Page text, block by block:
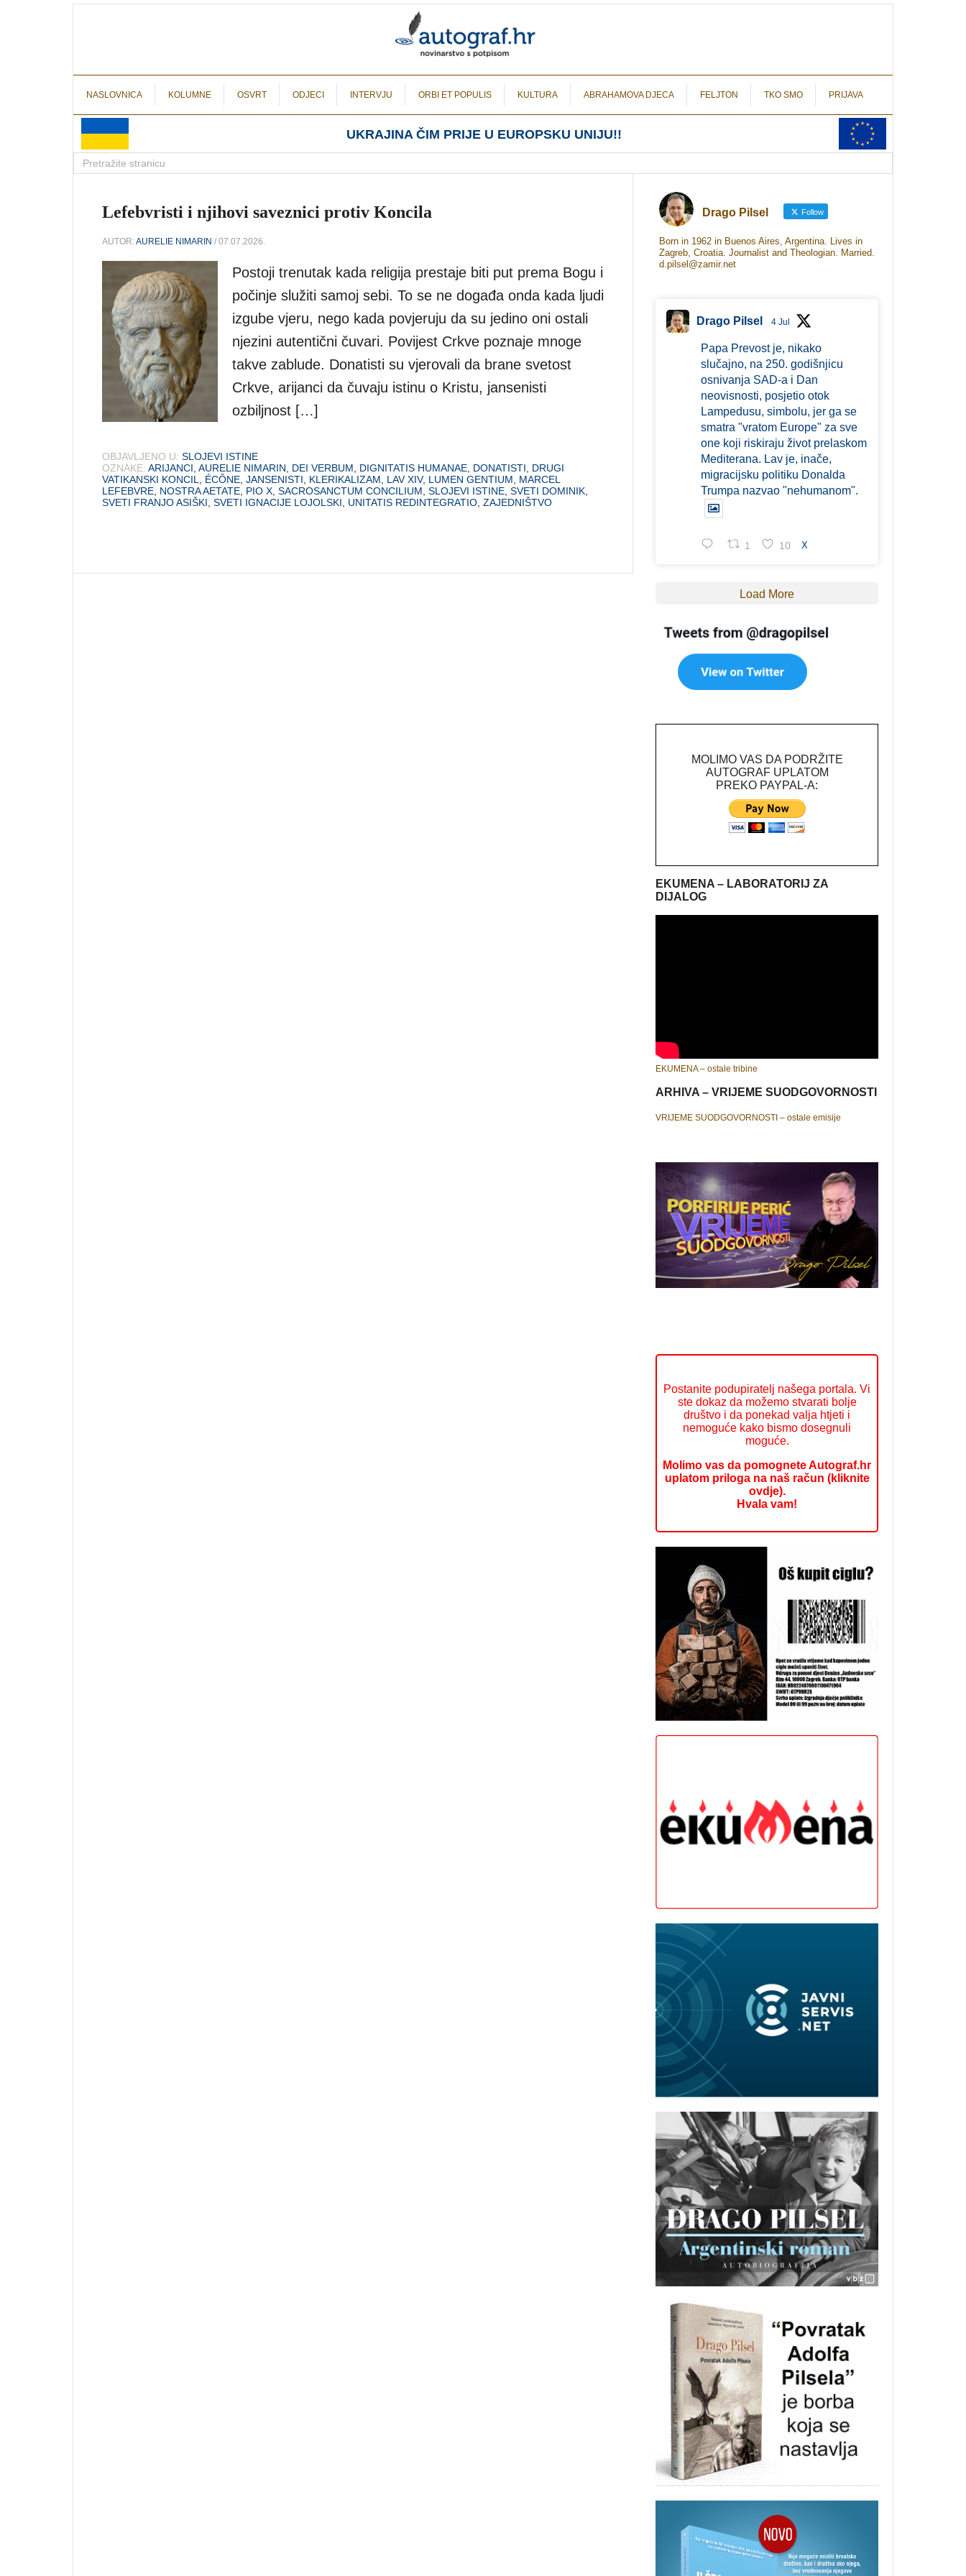
NASLOVNICA KOLUMNE OSVRT ODJECI INTERVJU ORBI ET POPULIS KULTURA ABRAHAMOVA DJECA FELJTON TKO SMO PRIJAVA
UKRAJINA ČIM PRIJE U EUROPSKU UNIJU!!
Lefebvristi i njihovi saveznici protiv Koncila
AUTOR:AURELIE NIMARIN / 07.07.2026.
Postoji trenutak kada religija prestaje biti put prema Bogu i
počinje služiti samoj sebi. To se ne događa onda kada ljudi
izgube vjeru, nego kada povjeruju da su jedino oni ostali
njezini autentični čuvari. Povijest Crkve poznaje mnoge
takve zablude. Donatisti su vjerovali da brane svetost
Crkve, arijanci da čuvaju istinu o Kristu, jansenisti
ozbiljnost […]
OBJAVLJENO U: SLOJEVI ISTINE
OZNAKE: ARIJANCI AURELIE NIMARIN DEI VERBUM DIGNITATIS HUMANAE DONATISTI
DRUGI
VATIKANSKI KONCIL
ÉCÔNE JANSENISTI KLERIKALIZAM LAV XIV, LUMEN GENTIUM
MARCEL
LEFEBVRE NOSTRA AETATE PIO X SACROSANCTUM CONCILIUM SLOJEVI ISTINE SVETI DOMINIK
SVETI FRANJO ASIŠKI SVETI IGNACIJE LOJOLSKI UNITATIS REDINTEGRATIO ZAJEDNIŠTVO
Drago Pilsel Follow
Born in 1962 in Buenos Aires, Argentina. Lives in
Zagreb, Croatia. Journalist and Theologian. Married.
d.pilsel@zamir.net
Drago Pilsel 4 Jul
Papa Prevost je, nikako
slučajno, na 250. godišnjicu
osnivanja SAD-a i Dan
neovisnosti, posjetio otok
Lampedusu, simbolu, jer ga se
smatra "vratom Europe" za sve
one koji riskiraju život prelaskom
Mediterana. Lav je, inače,
migracijsku politiku Donalda
Trumpa nazvao "nehumanom".
1 10 X
Load More
MOLIMO VAS DA PODRŽITE
AUTOGRAF UPLATOM
PREKO PAYPAL-A:
EKUMENA – LABORATORIJ ZA
DIJALOG
EKUMENA – ostale tribine
ARHIVA – VRIJEME SUODGOVORNOSTI
VRIJEME SUODGOVORNOSTI – ostale emisije
Postanite podupiratelj našega portala. Vi
ste dokaz da možemo stvarati bolje
društvo i da ponekad valja htjeti i
nemoguće kako bismo dosegnuli
moguće.
Molimo vas da pomognete Autograf.hr
uplatom priloga na naš račun (kliknite
ovdje).
Hvala vam!